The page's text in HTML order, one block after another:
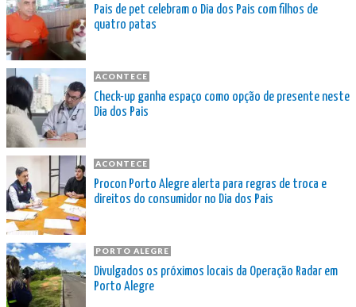
Pais de pet celebram o Dia dos Pais com filhos de
quatro patas
ACONTECE
Check-up ganha espaço como opção de presente neste
Dia dos Pais
ACONTECE
Procon Porto Alegre alerta para regras de troca e
direitos do consumidor no Dia dos Pais
PORTO ALEGRE
Divulgados os próximos locais da Operação Radar em
Porto Alegre